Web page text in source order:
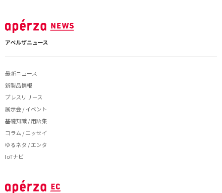
アペルザニュース
最新ニュース
新製品情報
プレスリリース
展示会 / イベント
基礎知識 / 用語集
コラム / エッセイ
ゆるネタ / エンタ
IoTナビ